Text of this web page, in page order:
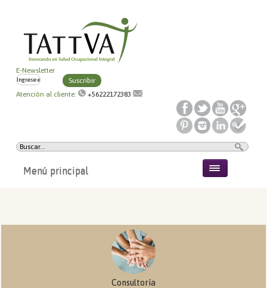
E-Newsletter
Suscribir
Atención al cliente:
+56222172383
Menú principal
Consultoría